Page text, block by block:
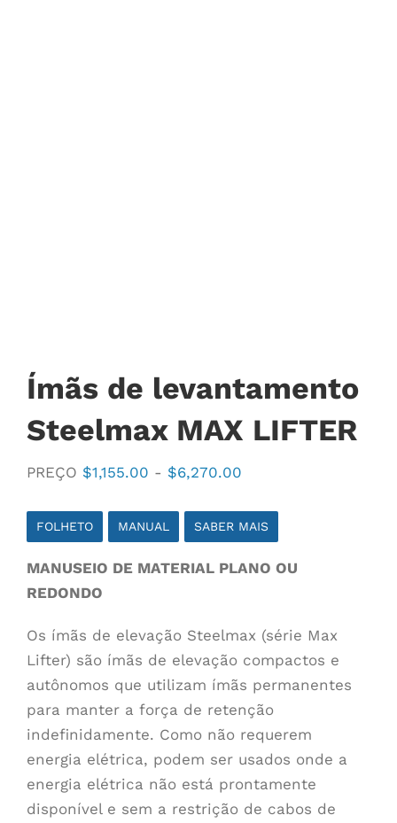
Ímãs de levantamento
Steelmax MAX LIFTER
PREÇO $1,155.00 - $6,270.00
preço:
$1,155.00
a
FOLHETO MANUAL SABER MAIS
MANUSEIO DE MATERIAL PLANO OU
REDONDO
Os ímãs de elevação Steelmax (série Max
Lifter) são ímãs de elevação compactos e
autônomos que utilizam ímãs permanentes
para manter a força de retenção
indefinidamente. Como não requerem
energia elétrica, podem ser usados onde a
energia elétrica não está prontamente
disponível e sem a restrição de cabos de